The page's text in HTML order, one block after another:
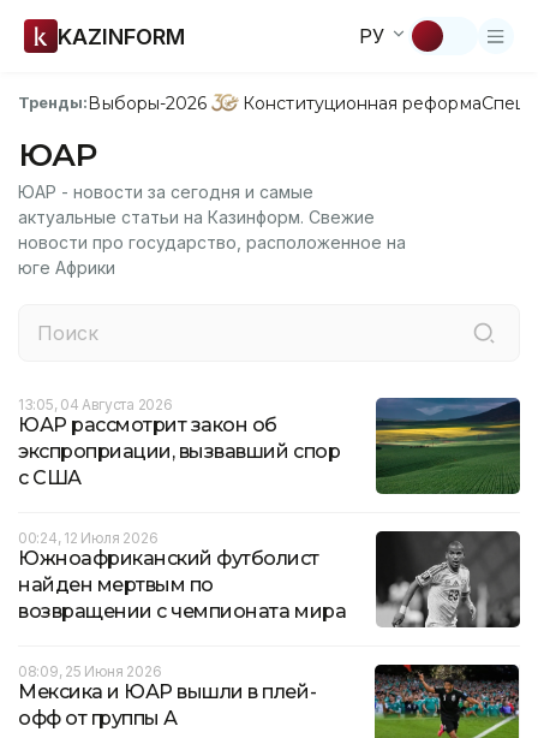
KAZINFORM РУ
Тренды:Выборы-2026 Конституционная реформа
ЮАР
ЮАР - новости за сегодня и самые
актуальные статьи на Казинформ. Свежие
новости про государство, расположенное на
юге Африки
13:05, 04 Августа 2026
ЮАР рассмотрит закон об
экспроприации, вызвавший спор
с США
00:24, 12 Июля 2026
Южноафриканский футболист
найден мертвым по
возвращении с чемпионата мира
08:09, 25 Июня 2026
Мексика и ЮАР вышли в плей-
офф от группы А